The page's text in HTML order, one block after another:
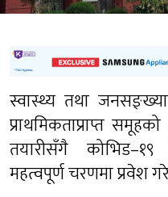
स्वास्थ्य तथा
प्राथमिकताप्राप्त
तयारीसँगै
महत्वपूर्ण चरणमा प्रवेश